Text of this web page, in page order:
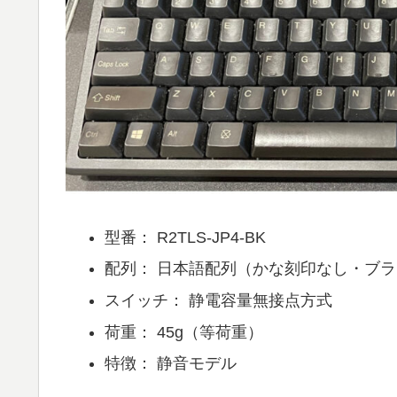
型番： R2TLS-JP4-BK
配列： 日本語配列（かな刻印なし・ブ
スイッチ： 静電容量無接点方式
荷重： 45g（等荷重）
特徴： 静音モデル